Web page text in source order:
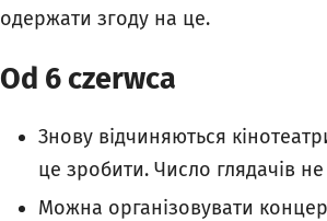
одержати згоду на це.
Od 6 czerwca
Знову відчиняються
це зробити. Число глядачів
Можна організовувати